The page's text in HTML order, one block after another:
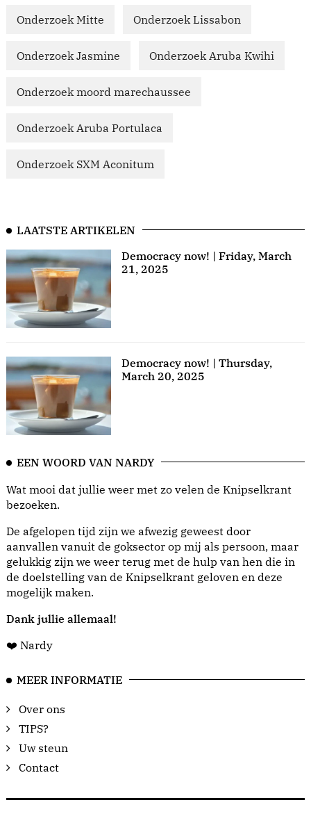
Onderzoek Mitte Onderzoek Lissabon
Onderzoek Jasmine Onderzoek Aruba Kwihi
Onderzoek moord marechaussee
Onderzoek Aruba Portulaca
Onderzoek SXM Aconitum
LAATSTE ARTIKELEN
Democracy now! | Friday, March
21, 2025
Democracy now! | Thursday,
March 20, 2025
EEN WOORD VAN NARDY
Wat mooi dat jullie weer met zo velen de Knipselkrant
bezoeken.
De afgelopen tijd zijn we afwezig geweest door
aanvallen vanuit de goksector op mij als persoon, maar
gelukkig zijn we weer terug met de hulp van hen die in
de doelstelling van de Knipselkrant geloven en deze
mogelijk maken.
Dank jullie allemaal!
❤️ Nardy
MEER INFORMATIE
Over ons
TIPS?
Uw steun
Contact